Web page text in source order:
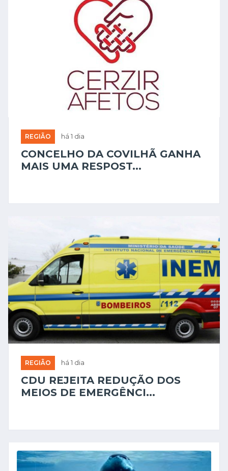
REGIÃO há 1 dia
CONCELHO DA COVILHÃ GANHA
MAIS UMA RESPOST...
REGIÃO há 1 dia
CDU REJEITA REDUÇÃO DOS
MEIOS DE EMERGÊNCI...